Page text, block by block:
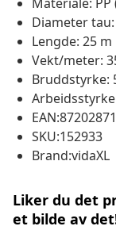
Diameter
Lengde: 25 m
Vekt/meter:
Bruddstyrke:
SKU:152933
Brand:vidaXL
Liker du det
et bilde av